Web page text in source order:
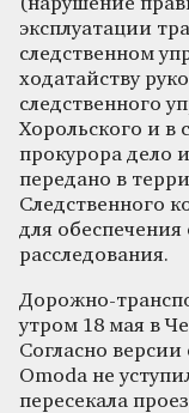
эксплуатации
следственном
ходатайству
следственного
Хорольского и в
прокурора дело
передано в
Следственного
для обеспечения
расследования.
Дорожно-
утром 18 мая в
Согласно
Omoda не
пересекала